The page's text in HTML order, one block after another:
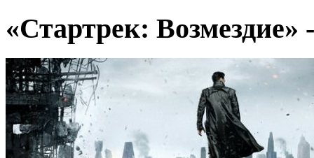
«Стартрек: Возмездие»